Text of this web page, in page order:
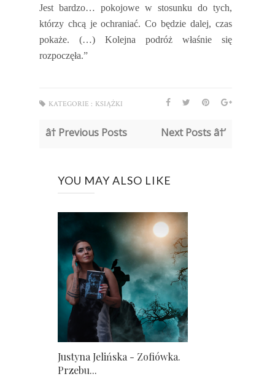
Jest bardzo… pokojowe w stosunku do tych,
którzy chcą je ochraniać. Co będzie dalej, czas
pokaże. (…) Kolejna podróż właśnie się
rozpoczęła.”
KATEGORIE : KSIĄŻKI
â† Previous Posts Next Posts â†’
YOU MAY ALSO LIKE
Justyna Jelińska - Zofiówka.
Przebu...